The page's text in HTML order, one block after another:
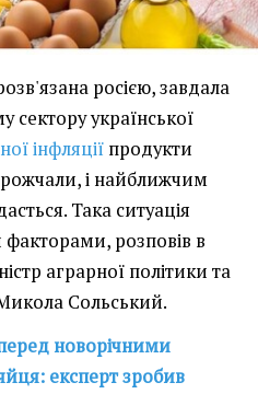
росією, завдала
української
інфляції продукти
і найближчим
Така ситуація
розповів в
аграрної політики та
Сольський.
новорічними
експерт зробив